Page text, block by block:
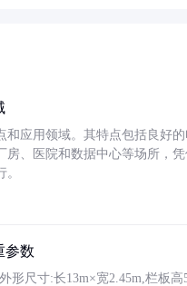
和应用领域。其特点包括良好
房、医院和数据中心等场所，
参数
形尺寸:长13m×宽2.45m,栏板